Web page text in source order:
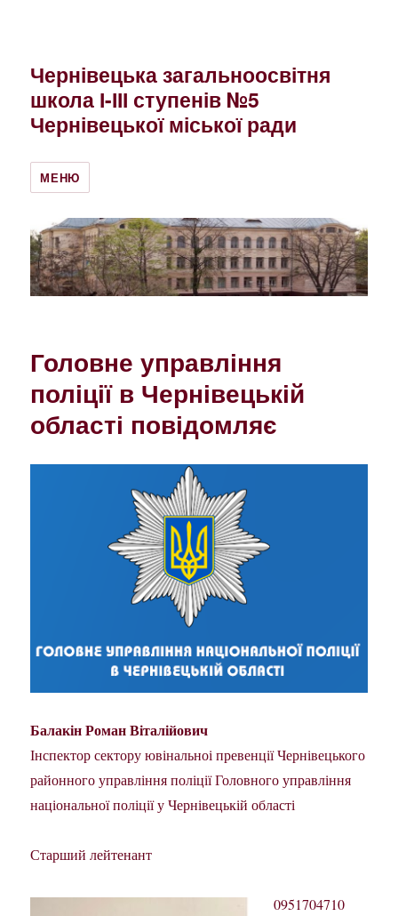
Чернівецька загальноосвітня
школа І-ІІІ ступенів №5
Чернівецької міської ради
МЕНЮ
Головне управління
поліції в Чернівецькій
області повідомляє
Балакін Роман Віталійович
Інспектор сектору ювінальноі превенції Чернівецького
районного управління поліції Головного управління
національної поліції у Чернівецькій області
Старший лейтенант
0951704710